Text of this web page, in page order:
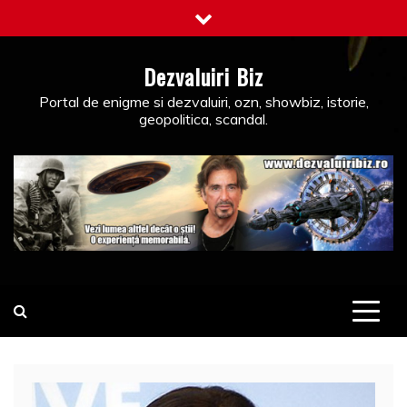
to
Dezvaluiri Biz
Portal de enigme si dezvaluiri, ozn, showbiz, istorie,
geopolitica, scandal.